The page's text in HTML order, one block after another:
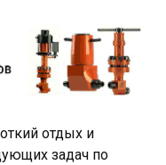
отдых и
задач по